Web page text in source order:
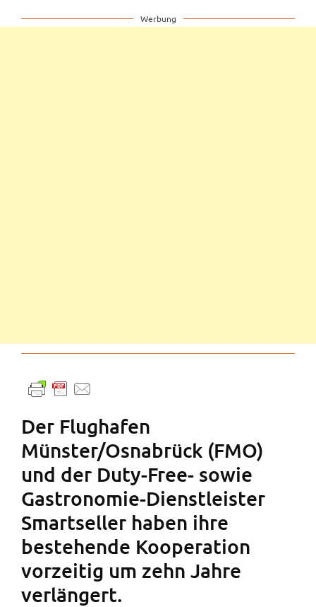
Werbung
Der Flughafen
Münster/Osnabrück (FMO)
und der Duty-Free- sowie
Gastronomie-Dienstleister
Smartseller haben ihre
bestehende Kooperation
vorzeitig um zehn Jahre
verlängert.